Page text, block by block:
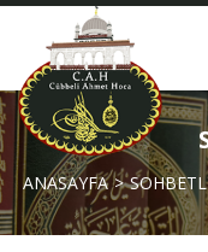
ANASAYFA